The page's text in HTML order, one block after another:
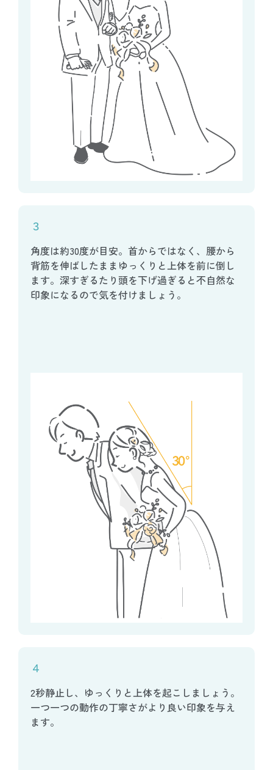
３
角度は約30度が目安。首からではなく、腰から
背筋を伸ばしたままゆっくりと上体を前に倒し
ます。深すぎるたり頭を下げ過ぎると不自然な
印象になるので気を付けましょう。
４
2秒静止し、ゆっくりと上体を起こしましょう。
一つ一つの動作の丁寧さがより良い印象を与え
ます。